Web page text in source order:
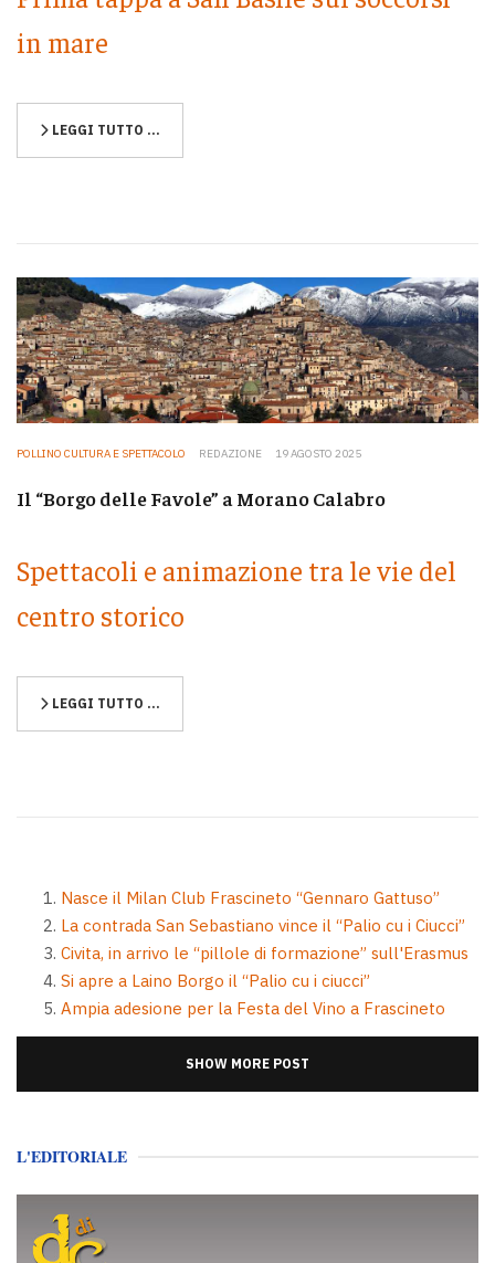
in mare
LEGGI TUTTO …
POLLINO CULTURA E SPETTACOLO REDAZIONE 19 AGOSTO 2025
Il “Borgo delle Favole” a Morano Calabro
Spettacoli e animazione tra le vie del
centro storico
LEGGI TUTTO …
Nasce il Milan Club Frascineto “Gennaro Gattuso”
La contrada San Sebastiano vince il “Palio cu i Ciucci”
Civita, in arrivo le “pillole di formazione” sull'Erasmus
Si apre a Laino Borgo il “Palio cu i ciucci”
Ampia adesione per la Festa del Vino a Frascineto
SHOW MORE POST
L'EDITORIALE